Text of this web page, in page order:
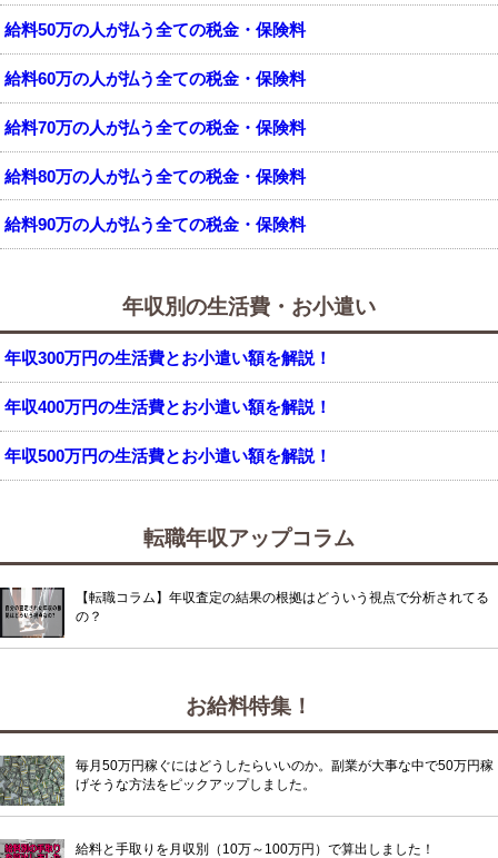
給料50万の人が払う全ての税金・保険料
給料60万の人が払う全ての税金・保険料
給料70万の人が払う全ての税金・保険料
給料80万の人が払う全ての税金・保険料
給料90万の人が払う全ての税金・保険料
年収別の生活費・お小遣い
年収300万円の生活費とお小遣い額を解説！
年収400万円の生活費とお小遣い額を解説！
年収500万円の生活費とお小遣い額を解説！
転職年収アップコラム
【転職コラム】年収査定の結果の根拠はどういう視点で分析されてる
の？
お給料特集！
毎月50万円稼ぐにはどうしたらいいのか。副業が大事な中で50万円稼
げそうな方法をピックアップしました。
給料と手取りを月収別（10万～100万円）で算出しました！